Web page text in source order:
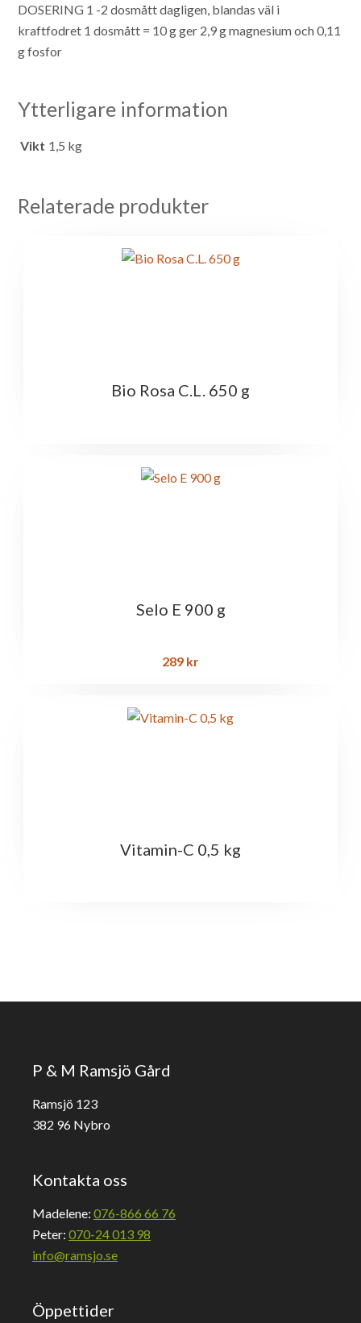
DOSERING 1 -2 dosmått dagligen, blandas väl i
kraftfodret 1 dosmått = 10 g ger 2,9 g magnesium och 0,11
g fosfor
Ytterligare information
Vikt 1,5 kg
Relaterade produkter
Bio Rosa C.L. 650 g
Selo E 900 g
289 kr
Vitamin-C 0,5 kg
P & M Ramsjö Gård
Ramsjö 123
382 96 Nybro
Kontakta oss
Madelene: 076-866 66 76
Peter: 070-24 013 98
info@ramsjo.se
Öppettider